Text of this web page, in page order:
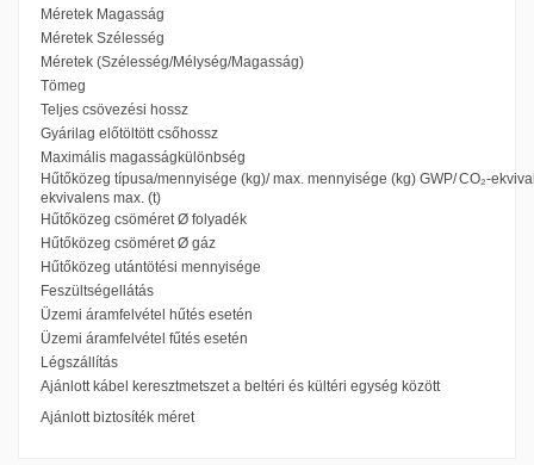
Méretek Magasság
Méretek Szélesség
Méretek (Szélesség/Mélység/Magasság)
Tömeg
Teljes csövezési hossz
Gyárilag előtöltött csőhossz
Maximális magasságkülönbség
Hűtőközeg típusa/mennyisége (kg)/ max. mennyisége (kg) GWP/ CO₂-
ekvivalens max. (t)
Hűtőközeg csöméret Ø folyadék
Hűtőközeg csöméret Ø gáz
Hűtőközeg utántötési mennyisége
Feszültségellátás
Üzemi áramfelvétel hűtés esetén
Üzemi áramfelvétel fűtés esetén
Légszállítás
Ajánlott kábel keresztmetszet a beltéri és kültéri egység között
Ajánlott biztosíték méret